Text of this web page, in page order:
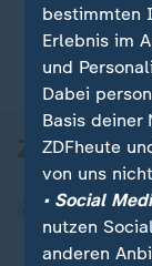
bestimmten
Erlebnis im
und
Dabei
Basis deiner
ZDFheute
von uns
• Social
nutzen
anderen